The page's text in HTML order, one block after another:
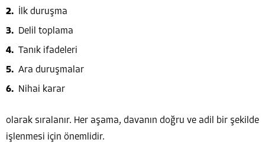
İlk duruşma
Delil toplama
Tanık ifadeleri
Ara duruşmalar
Nihai karar
olarak sıralanır. Her aşama, davanın doğru ve adil bir şekilde
işlenmesi için önemlidir.